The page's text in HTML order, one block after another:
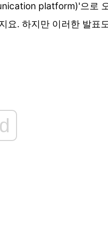
platform)'으로
. 하지만 이러한 발표